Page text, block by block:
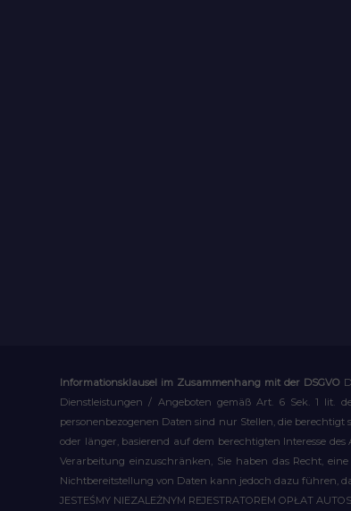
Informationsklausel im Zusammenhang mit der DSGVO
Dienstleistungen / Angeboten gemäß Art. 6 Sek. 1 lit.
personenbezogenen Daten sind nur Stellen, die
oder länger, basierend auf dem berechtigten Interesse
Verarbeitung einzuschränken, Sie haben das Recht,
Nichtbereitstellung von Daten kann jedoch dazu führen,
JESTEŚMY NIEZALEŻNYM REJESTRATOREM OPŁAT